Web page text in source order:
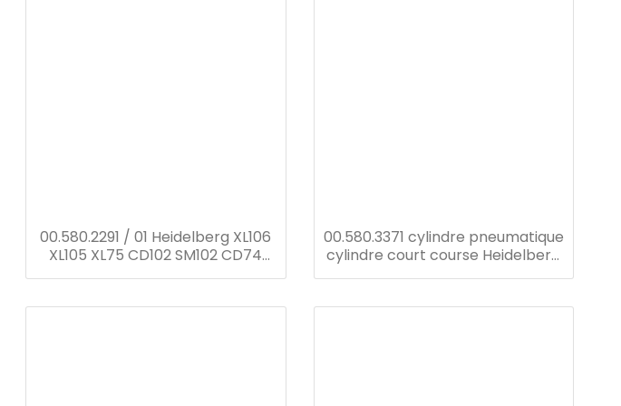
00.580.2291 / 01 Heidelberg XL106
XL105 XL75 CD102 SM102 CD74
SM74 SM52 MO électrovanne
00.580.3371 cylindre pneumatique
cylindre court course Heidelberg
SM102 pièces de machine